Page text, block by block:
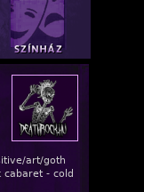
art/goth
cabaret - cold